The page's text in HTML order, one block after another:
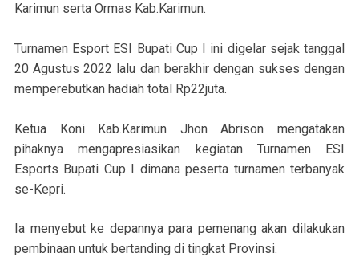
Karimun serta Ormas Kab.Karimun.
Turnamen Esport ESI Bupati Cup I ini digelar sejak tanggal
20 Agustus 2022 lalu dan berakhir dengan sukses dengan
memperebutkan hadiah total Rp22juta.
Ketua Koni Kab.Karimun Jhon Abrison mengatakan
pihaknya mengapresiasikan kegiatan Turnamen ESI
Esports Bupati Cup I dimana peserta turnamen terbanyak
se-Kepri.
Ia menyebut ke depannya para pemenang akan dilakukan
pembinaan untuk bertanding di tingkat Provinsi.